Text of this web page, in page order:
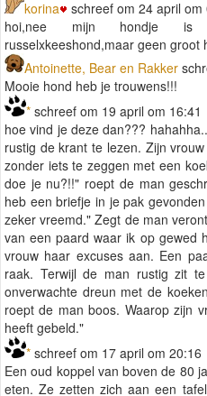
korina
schreef om 24 april om
hoi,nee mijn hondje is
russelxkeeshond,maar geen groot
Antoinette, Bear en Rakker
Mooie hond heb je trouwens!!!
* schreef om 19 april om 16:41
hoe vind je deze dan???
rustig de krant te lezen. Zijn
zonder iets te zeggen met een
doe je nu?!!" roept de man
heb een briefje in je pak
zeker vreemd." Zegt de man
van een paard waar ik op gewed
vrouw haar excuses aan. Een
raak. Terwijl de man rustig zit
onverwachte dreun met de
roept de man boos. Waarop zijn
heeft gebeld."
* schreef om 17 april om 20:16
Een oud koppel van boven de 80
eten. Ze zetten zich aan een